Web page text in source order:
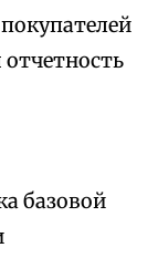
базовой